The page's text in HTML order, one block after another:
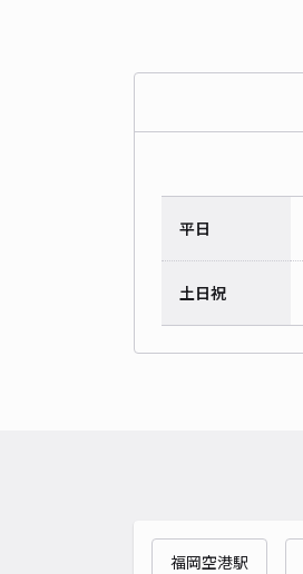
平日
土日祝
福岡空港駅